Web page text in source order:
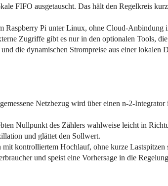
FIFO ausgetauscht. Das hält den Regelkreis
Raspberry Pi unter Linux, ohne Cloud-Anbindung
Zugriffe gibt es nur in den optionalen Tools,
die dynamischen Strompreise aus einer lokalen
Netzbezug wird über einen n-2-
Nullpunkt des Zählers wahlweise leicht in
und glättet den Sollwert.
mit kontrolliertem Hochlauf, ohne kurze Lastspitzen
und speist eine Vorhersage in die